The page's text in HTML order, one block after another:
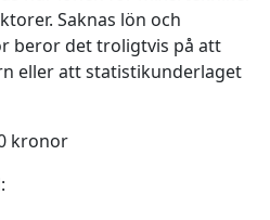
Saknas lön och
beror det troligtvis på att
eller att statistikunderlaget
kronor
: